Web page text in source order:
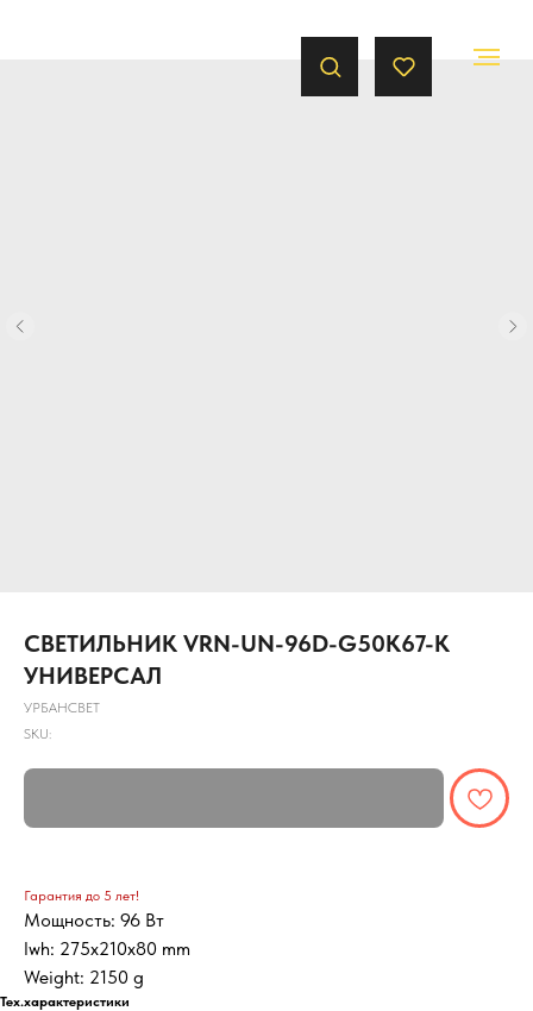
СВЕТИЛЬНИК VRN-UN-96D-G50K67-K
УНИВЕРСАЛ
УРБАНСВЕТ
SKU:
Гарантия до 5 лет!
Мощность: 96 Вт
lwh: 275x210x80 mm
Weight: 2150 g
Тех.характеристики